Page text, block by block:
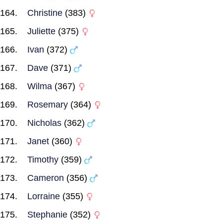
Christine (383)
Juliette (375)
Ivan (372)
Dave (371)
Wilma (367)
Rosemary (364)
Nicholas (362)
Janet (360)
Timothy (359)
Cameron (356)
Lorraine (355)
Stephanie (352)